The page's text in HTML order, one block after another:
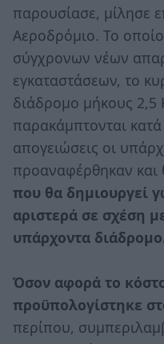
παρουσίασε, μίλησε
Αεροδρόμιο. Το
σύγχρονων νέων
εγκαταστάσεων, το
διάδρομο μήκους 2,5
παρακάμπτονται κατά
απογειώσεις οι
προαναφέρθηκαν και
που θα δημιουργεί
αριστερά σε σχέση
υπάρχοντα
Όσον αφορά το
προϋπολογίστηκε
περίπου,